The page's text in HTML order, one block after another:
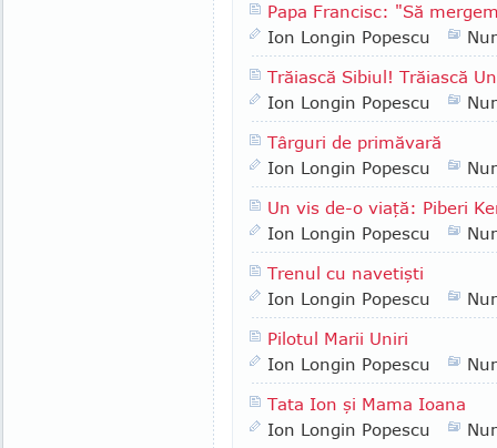
Papa Francisc: "Să
Ion Longin Popescu
Trăiască Sibiul! Trăiască
Ion Longin Popescu
Târguri de primăvară
Ion Longin Popescu
Un vis de-o viaţă: Piberi
Ion Longin Popescu
Trenul cu navetişti
Ion Longin Popescu
Pilotul Marii Uniri
Ion Longin Popescu
Tata Ion şi Mama Ioana
Ion Longin Popescu